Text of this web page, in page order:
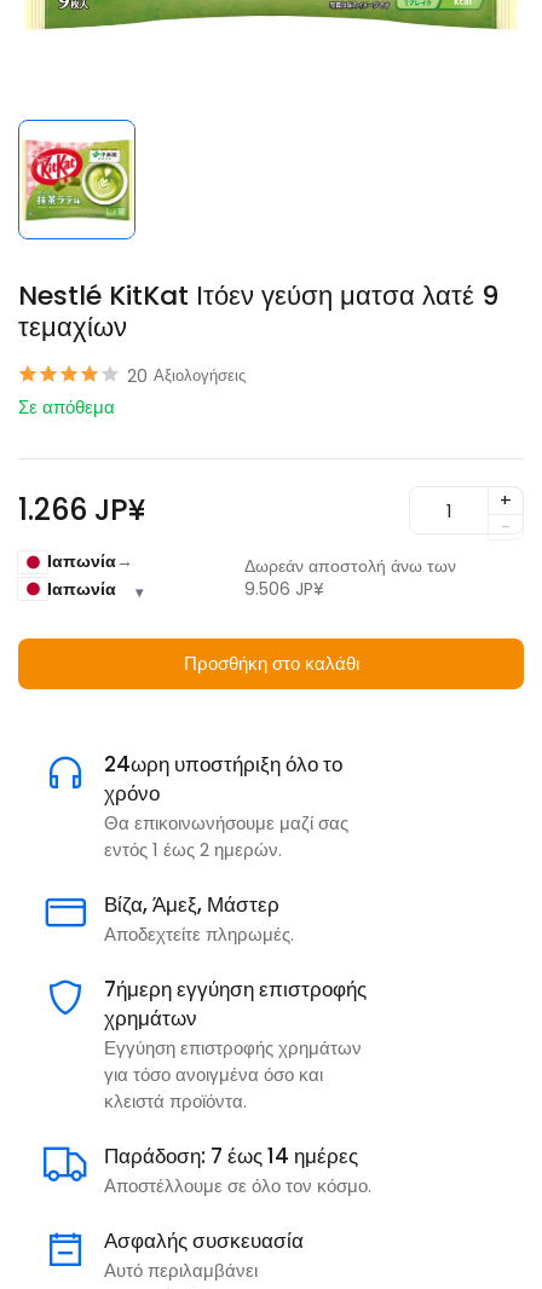
Nestlé KitKat Ιτόεν γεύση ματσα λατέ 9
τεμαχίων
20 Αξιολογήσεις
Σε απόθεμα
1.266 JP¥
+
-
Ιαπωνία→
Ιαπωνία
▾
Δωρεάν αποστολή άνω των
9.506 JP¥
Προσθήκη στο καλάθι
24ωρη υποστήριξη όλο το
χρόνο
Θα επικοινωνήσουμε μαζί σας
εντός 1 έως 2 ημερών.
Βίζα, Άμεξ, Μάστερ
Αποδεχτείτε πληρωμές.
7ήμερη εγγύηση επιστροφής
χρημάτων
Εγγύηση επιστροφής χρημάτων
για τόσο ανοιγμένα όσο και
κλειστά προϊόντα.
Παράδοση: 7 έως 14 ημέρες
Αποστέλλουμε σε όλο τον κόσμο.
Ασφαλής συσκευασία
Αυτό περιλαμβάνει